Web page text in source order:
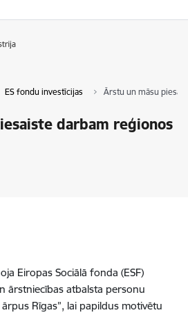
ES fondu investīcijas Ārstu un māsu
darbam reģionos
Eiropas Sociālā fonda (ESF)
ārstniecības atbalsta personu
Rīgas”, lai papildus motivētu